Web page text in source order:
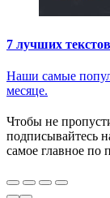
7 лучших
Наши самые
месяце.
Чтобы не
подписывайтесь
самое главное по